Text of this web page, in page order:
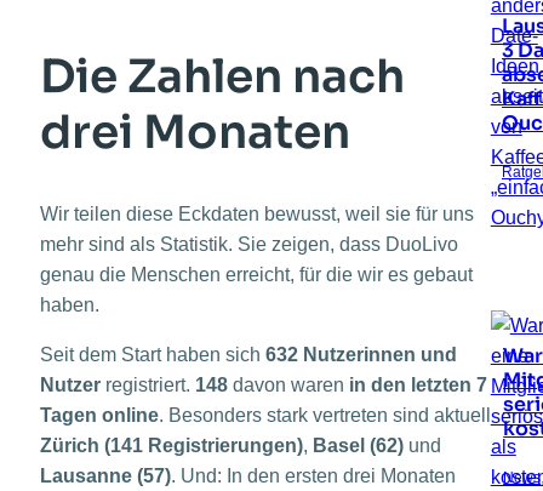
Die Zahlen nach
drei Monaten
Wir teilen diese Eckdaten bewusst, weil sie für uns
mehr sind als Statistik. Sie zeigen, dass DuoLivo
genau die Menschen erreicht, für die wir es gebaut
haben.
Seit dem Start haben sich 632 Nutzerinnen und
Nutzerregistriert. 148davon waren in den letzten 7
Tagen online. Besonders stark vertreten sind aktuell
Zürich (141 Registrierungen), Basel (62)und
Lausanne (57). Und: In den ersten drei Monaten
3
News